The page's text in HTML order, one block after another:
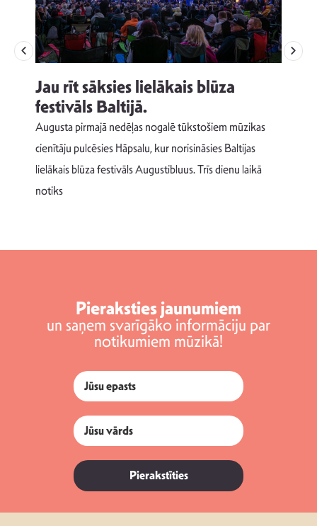
Jau rīt sāksies lielākais blūza
festivāls Baltijā.
Augusta pirmajā nedēļas nogalē tūkstošiem mūzikas
cienītāju pulcēsies Hāpsalu, kur norisināsies Baltijas
lielākais blūza festivāls Augustibluus. Trīs dienu laikā
notiks
Pieraksties jaunumiem
un saņem svarīgāko informāciju par
notikumiem mūzikā!
Pierakstīties